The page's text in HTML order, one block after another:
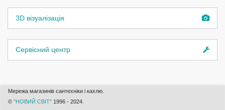
3D візуалізація
Сервісний центр
Мережа магазинів сантехніки і кахлю.
© "НОВИЙ СВІТ" 1996 - 2024.